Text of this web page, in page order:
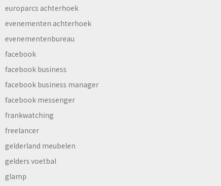
europarcs achterhoek
evenementen achterhoek
evenementenbureau
facebook
facebook business
facebook business manager
facebook messenger
frankwatching
freelancer
gelderland meubelen
gelders voetbal
glamp